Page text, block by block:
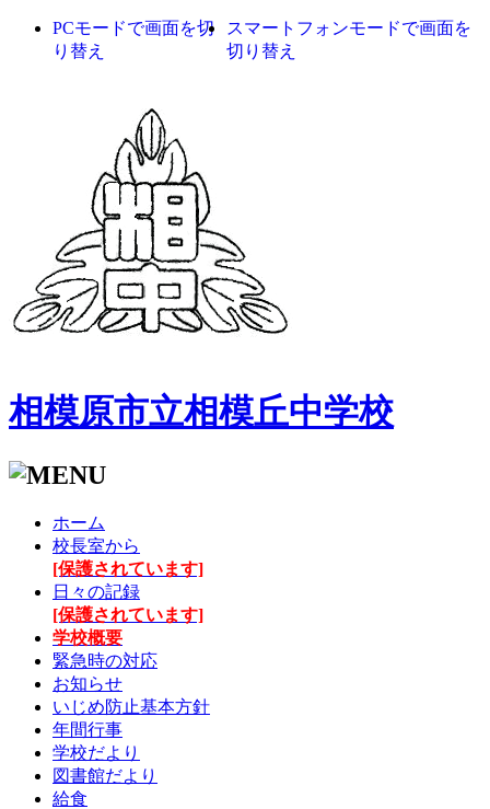
PCモードで画面を切
り替え
スマートフォンモードで画面を
切り替え
相模原市立相模丘中学校
ホーム
校長室から
[保護されています]
日々の記録
[保護されています]
学校概要
緊急時の対応
お知らせ
いじめ防止基本方針
年間行事
学校だより
図書館だより
給食